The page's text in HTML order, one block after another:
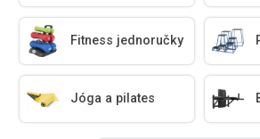
Fitness jednoručky
Jóga a pilates